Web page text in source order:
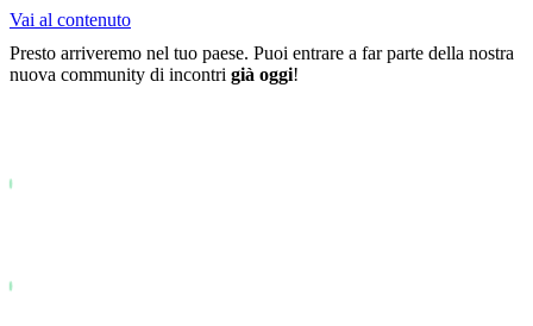
Vai al contenuto
Presto arriveremo nel tuo paese. Puoi entrare a far parte della nostra
nuova community di incontri già oggi!
https://developers.google.com/analytics/devguides/reporting/data/v1/